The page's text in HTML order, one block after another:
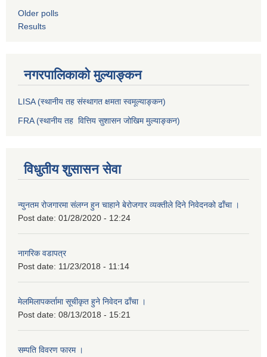
Older polls
Results
नगरपालिकाको मुल्याङ्कन
LISA (स्थानीय तह संस्थागत क्षमता स्वमूल्याङ्कन)
FRA (स्थानीय तह वित्तिय सुशासन जोखिम मुल्याङ्कन)
विधुतीय शुसासन सेवा
न्युनतम रोजगारमा संलग्न हुन चाहाने बेरोजगार व्यक्तीले दिने निवेदनको ढाँचा ।
Post date: 01/28/2020 - 12:24
नागरिक वडापत्र
Post date: 11/23/2018 - 11:14
मेलमिलापकर्तामा सूचीकृत हुने निवेदन ढाँचा ।
Post date: 08/13/2018 - 15:21
सम्पति विवरण फारम ।